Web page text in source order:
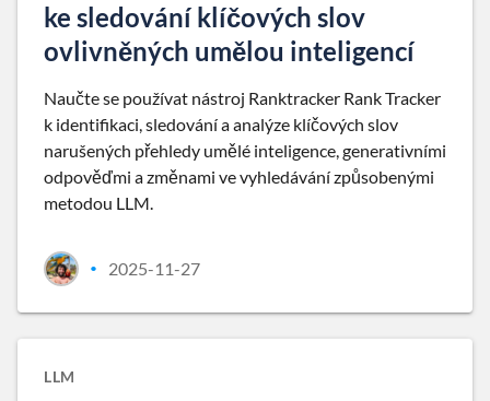
ke sledování klíčových slov
ovlivněných umělou inteligencí
Naučte se používat nástroj Ranktracker Rank Tracker
k identifikaci, sledování a analýze klíčových slov
narušených přehledy umělé inteligence, generativními
odpověďmi a změnami ve vyhledávání způsobenými
metodou LLM.
• 2025-11-27
LLM